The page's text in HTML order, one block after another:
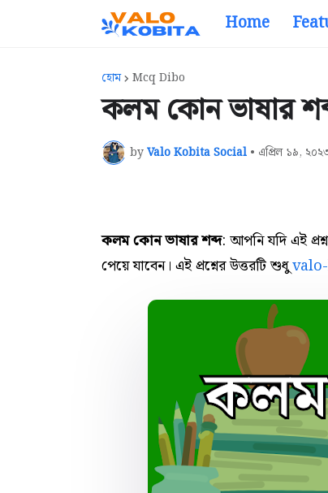
Home
হোম Mcq Dibo
কলম কোন ভাষার
byValo Kobita Social • এপ্রিল ১৯,
কলম কোন ভাষার শব্দ: আপনি যদি এই
পেয়ে যাবেন। এই প্রশ্নের উত্তরটি শুধু